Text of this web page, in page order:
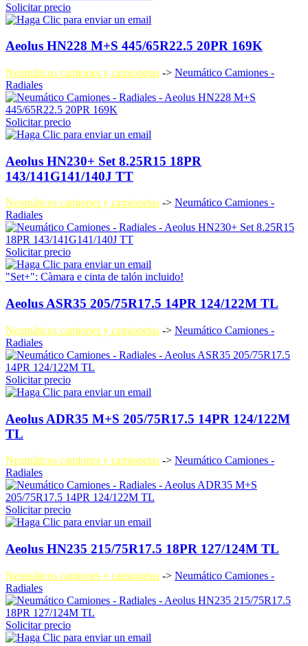
Solicitar precio
Aeolus HN228 M+S 445/65R22.5 20PR 169K
Neumáticos camiones y camionetas -> Neumático Camiones -
Radiales
Solicitar precio
Aeolus HN230+ Set 8.25R15 18PR
143/141G141/140J TT
Neumáticos camiones y camionetas -> Neumático Camiones -
Radiales
Solicitar precio
"Set+": Càmara e cinta de talón incluido!
Aeolus ASR35 205/75R17.5 14PR 124/122M TL
Neumáticos camiones y camionetas -> Neumático Camiones -
Radiales
Solicitar precio
Aeolus ADR35 M+S 205/75R17.5 14PR 124/122M
TL
Neumáticos camiones y camionetas -> Neumático Camiones -
Radiales
Solicitar precio
Aeolus HN235 215/75R17.5 18PR 127/124M TL
Neumáticos camiones y camionetas -> Neumático Camiones -
Radiales
Solicitar precio